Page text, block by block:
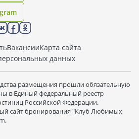
ВакансииКарта сайта
данных
размещения прошли обязательную
в Единый федеральный реестр
Российской Федерации.
сайт бронирования "Клуб Любимых